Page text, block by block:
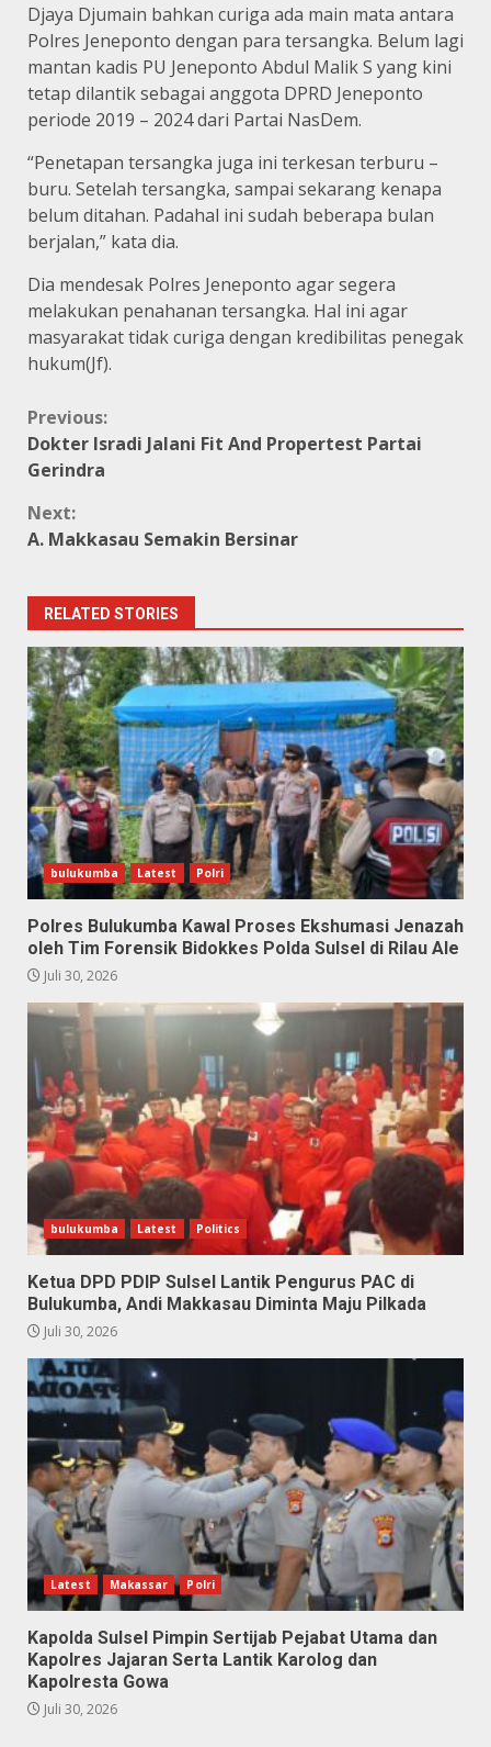
Djaya Djumain bahkan curiga ada main mata antara
Polres Jeneponto dengan para tersangka. Belum lagi
mantan kadis PU Jeneponto Abdul Malik S yang kini
tetap dilantik sebagai anggota DPRD Jeneponto
periode 2019 – 2024 dari Partai NasDem.
“Penetapan tersangka juga ini terkesan terburu –
buru. Setelah tersangka, sampai sekarang kenapa
belum ditahan. Padahal ini sudah beberapa bulan
berjalan,” kata dia.
Dia mendesak Polres Jeneponto agar segera
melakukan penahanan tersangka. Hal ini agar
masyarakat tidak curiga dengan kredibilitas penegak
hukum(Jf).
Continue
Reading
Previous:
Dokter Isradi Jalani Fit And Propertest Partai
Gerindra
Next:
A. Makkasau Semakin Bersinar
RELATED STORIES
bulukumba Latest Polri
Polres Bulukumba Kawal Proses Ekshumasi Jenazah
oleh Tim Forensik Bidokkes Polda Sulsel di Rilau Ale
Juli 30, 2026
bulukumba Latest Politics
Ketua DPD PDIP Sulsel Lantik Pengurus PAC di
Bulukumba, Andi Makkasau Diminta Maju Pilkada
Juli 30, 2026
Latest Makassar Polri
Kapolda Sulsel Pimpin Sertijab Pejabat Utama dan
Kapolres Jajaran Serta Lantik Karolog dan
Kapolresta Gowa
Juli 30, 2026